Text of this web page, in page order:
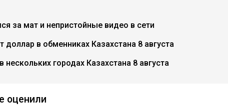
за мат и непристойные видео в сети
доллар в обменниках Казахстана 8 августа
городах Казахстана 8 августа
оценили